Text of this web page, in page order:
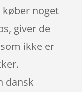
køber noget
giver de
ikke er
dansk